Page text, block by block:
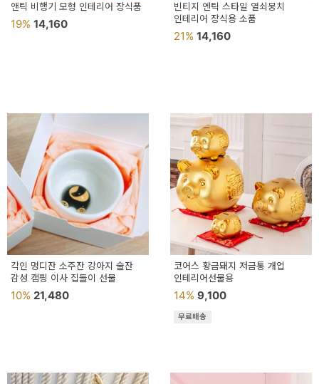
앤틱 비행기 모형 인테리어 장식품
19% 14,160
빈티지 엔틱 스타일 열쇠뭉치
인테리어 장식용 소품
21% 14,160
각인 멍디잔 소주잔 강아지 술잔
감성 캠핑 이사 집들이 선물
10% 21,480
코어스 황금돼지 저금통 개업
인테리어선물용
14% 9,100
무료배송